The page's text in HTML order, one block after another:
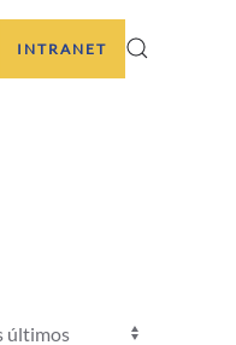
INTRANET